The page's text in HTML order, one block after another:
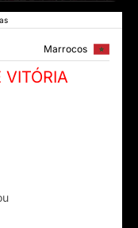
Marrocos
VITÓRIA